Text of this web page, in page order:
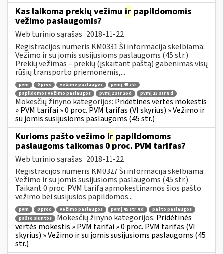
Kas laikoma prekių vežimu ir papildomomis
vežimo paslaugomis?
Web turinio sąrašas 2018-11-22
Registracijos numeris KM0331 Ši informacija skelbiama:
Vežimo ir su jomis susijusioms paslaugoms (45 str.)
Prekių vežimas – prekių (įskaitant paštą) gabenimas visų
rūšių transporto priemonėmis,...
pvm 0 proc vežimo paslaugos
pvmį 45 str
papildomos vežimo paslaugos
pvmį 2 str 26 d pvmį 13 str 8 d
Mokesčių žinyno kategorijos: Pridėtinės vertės mokestis
» PVM tarifai » 0 proc. PVM tarifas (VI skyrius) » Vežimo ir
su jomis susijusioms paslaugoms (45 str.)
Kurioms pašto vežimo ir papildomoms
paslaugoms taikomas 0 proc. PVM tarifas?
Web turinio sąrašas 2018-11-22
Registracijos numeris KM0327 Ši informacija skelbiama:
Vežimo ir su jomis susijusioms paslaugoms (45 str.)
Taikant 0 proc. PVM tarifą apmokestinamos šios pašto
vežimo bei susijusios papildomos...
pvm 0 proc vežimo paslaugos pvmį 45 str 4 d
pašto paslaugos
pašto siuntos
Mokesčių žinyno kategorijos: Pridėtinės
vertės mokestis » PVM tarifai » 0 proc. PVM tarifas (VI
skyrius) » Vežimo ir su jomis susijusioms paslaugoms (45
str.)